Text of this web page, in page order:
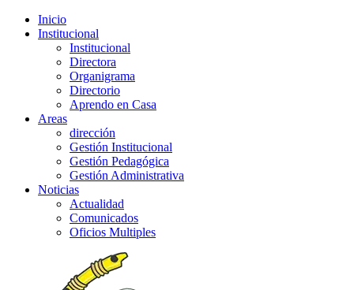
Inicio
Institucional
Institucional
Directora
Organigrama
Directorio
Aprendo en Casa
Areas
dirección
Gestión Institucional
Gestión Pedagógica
Gestión Administrativa
Noticias
Actualidad
Comunicados
Oficios Multiples